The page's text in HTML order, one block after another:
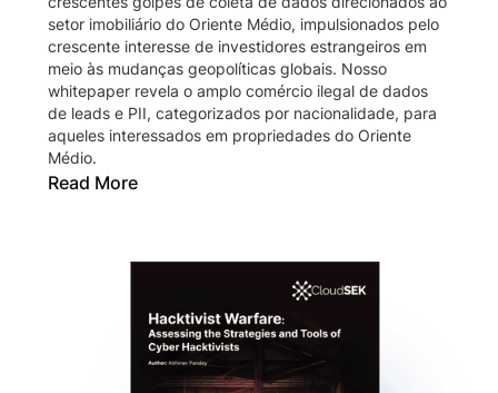
setor imobiliário do Oriente Médio, impulsionados pelo
crescente interesse de investidores estrangeiros em
meio às mudanças geopolíticas globais. Nosso
whitepaper revela o amplo comércio ilegal de dados
de leads e PII, categorizados por nacionalidade, para
aqueles interessados em propriedades do Oriente
Médio.
Read More